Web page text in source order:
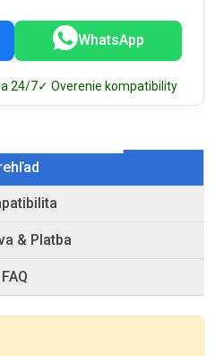
WhatsApp
24/7✓ Overenie kompatibility
& Platba
FAQ